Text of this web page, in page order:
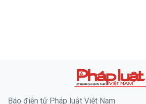
Báo điện tử Pháp luật Việt Nam
Giấy phép xuất bản số 180/GP-BTTTT
Cơ quan chủ quản: Bộ Tư pháp